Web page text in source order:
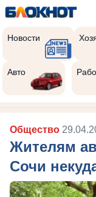
Новости
Авто
Общество
Жителям
Сочи